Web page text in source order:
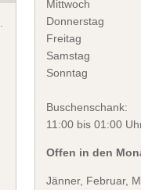
Mittwoch
Donnerstag
Freitag
Samstag
Sonntag
Buschenschank:
11:00 bis 01:00
Offen in den
Jänner, Februar,